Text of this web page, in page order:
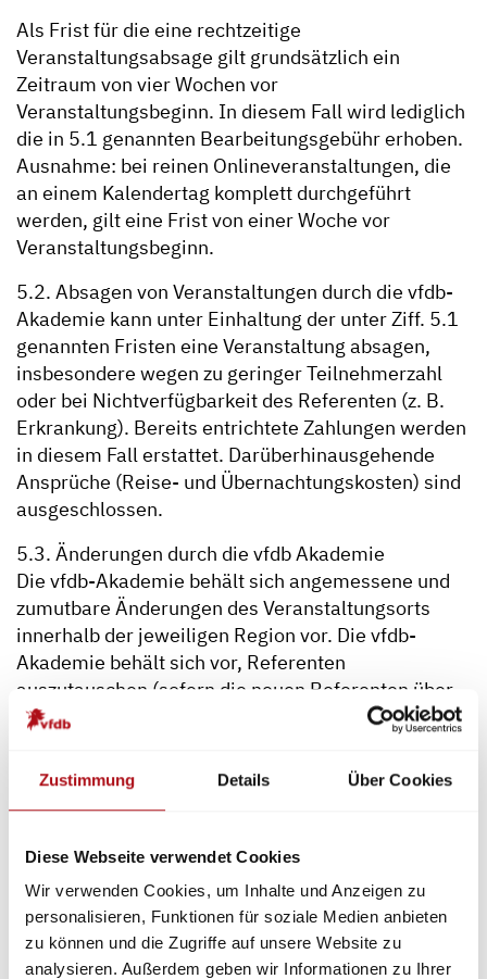
Zustimmung Details Über Cookies
Diese Webseite verwendet Cookies
Wir verwenden Cookies, um Inhalte und Anzeigen zu
personalisieren, Funktionen für soziale Medien anbieten
zu können und die Zugriffe auf unsere Website zu
analysieren. Außerdem geben wir Informationen zu Ihrer
Als Frist für die eine rechtzeitige
Veranstaltungsabsage gilt grundsätzlich ein
Zeitraum von vier Wochen vor
Veranstaltungsbeginn. In diesem Fall wird lediglich
die in 5.1 genannten Bearbeitungsgebühr erhoben.
Ausnahme: bei reinen Onlineveranstaltungen, die
an einem Kalendertag komplett durchgeführt
werden, gilt eine Frist von einer Woche vor
Veranstaltungsbeginn.
5.2. Absagen von Veranstaltungen durch die vfdb-
Akademie kann unter Einhaltung der unter Ziff. 5.1
genannten Fristen eine Veranstaltung absagen,
insbesondere wegen zu geringer Teilnehmerzahl
oder bei Nichtverfügbarkeit des Referenten (z. B.
Erkrankung). Bereits entrichtete Zahlungen werden
in diesem Fall erstattet. Darüberhinausgehende
Ansprüche (Reise- und Übernachtungskosten) sind
ausgeschlossen.
5.3. Änderungen durch die vfdb Akademie
Die vfdb-Akademie behält sich angemessene und
zumutbare Änderungen des Veranstaltungsorts
innerhalb der jeweiligen Region vor. Die vfdb-
Akademie behält sich vor, Referenten
auszutauschen (sofern die neuen Referenten über
vergleichbare Qualifikationen verfügen) oder den
ändern, soweit dies für die Teilnehmer zumutbar ist
und den Charakter der Veranstaltung nicht
5.4. Das Recht zur fristlosen Kündigung aus
wichtigem Grund gemäß § 626 BGB bleibt
unberührt. Gesetzliche Widerrufsrechte bleiben
ebenfalls unberührt (siehe Ziff. 12).